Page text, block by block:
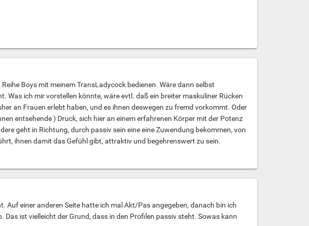
Boys mit meinem TransLadycock bedienen. Wäre dann selbst
Was ich mir vorstellen könnte, wäre evtl. daß ein breiter maskuliner Rücken
an Frauen erlebt haben, und es ihnen deswegen zu fremd vorkommt. Oder
entsehende ) Druck, sich hier an einem erfahrenen Körper mit der Potenz
geht in Richtung, durch passiv sein eine eine Zuwendung bekommen, von
ihnen damit das Gefühl gibt, attraktiv und begehrenswert zu sein.
Auf einer anderen Seite hatte ich mal Akt/Pas angegeben, danach bin ich
ist vielleicht der Grund, dass in den Profilen passiv steht. Sowas kann